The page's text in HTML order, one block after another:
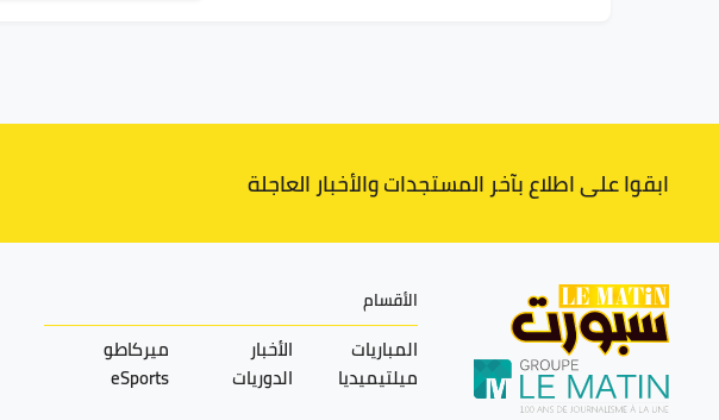
ابقوا على اطلاع بآخر المستجدات والأخبار العاجلة
الأقسام
المباريات الأخبار
ميركاطو
ميلتيميديا
الدوريات eSports